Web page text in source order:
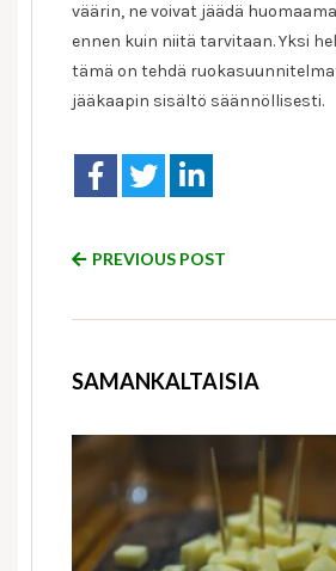
väärin, ne voivat jäädä
ennen kuin niitä tarvitaan. Yksi
tämä on tehdä
jääkaapin sisältö säännöllisesti.
PREVIOUS POST
SAMANKALTAISIA